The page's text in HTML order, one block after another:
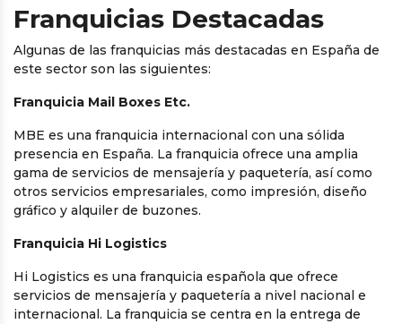
Franquicias Destacadas
Algunas de las franquicias más destacadas en España de
este sector son las siguientes:
Franquicia Mail Boxes Etc.
MBE es una franquicia internacional con una sólida
presencia en España. La franquicia ofrece una amplia
gama de servicios de mensajería y paquetería, así como
otros servicios empresariales, como impresión, diseño
gráfico y alquiler de buzones.
Franquicia Hi Logistics
Hi Logistics es una franquicia española que ofrece
servicios de mensajería y paquetería a nivel nacional e
internacional. La franquicia se centra en la entrega de